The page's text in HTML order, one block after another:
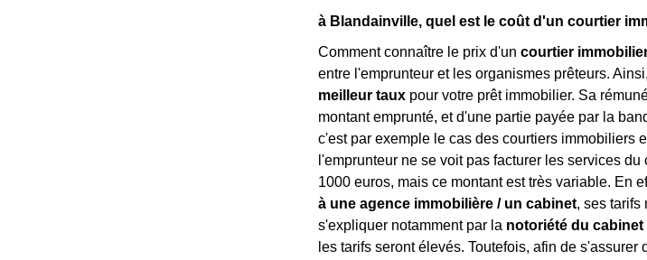
à Blandainville, quel est le coût d'un courtier
Comment connaître le prix d'un courtier
entre l'emprunteur et les organismes prêteurs.
meilleur taux pour votre prêt immobilier. Sa
montant emprunté, et d'une partie payée par la
c'est par exemple le cas des courtiers immobiliers
l'emprunteur ne se voit pas facturer les services
1000 euros, mais ce montant est très variable. En
à une agence immobilière / un cabinet, ses tarifs
s'expliquer notamment par la notoriété du cabinet
les tarifs seront élevés. Toutefois, afin de